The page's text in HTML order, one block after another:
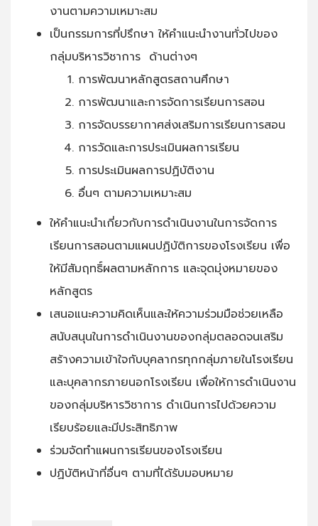
งานตามความเหมาะสม
เป็นกรรมการที่ปรึกษา ให้คำแนะนำงานทั่วไปของ
กลุ่มบริหารวิชาการ ด้านต่างๆ
การพัฒนาหลักสูตรสถานศึกษา
การพัฒนาและการจัดการเรียนการสอน
การจัดบรรยากาศส่งเสริมการเรียนการสอน
การวัดและการประเมินผลการเรียน
การประเมินผลการปฏิบัติงาน
อื่นๆ ตามความเหมาะสม
ให้คำแนะนำเกี่ยวกับการดำเนินงานในการจัดการ
เรียนการสอนตามแผนปฏิบัติการของโรงเรียน เพื่อ
ให้มีสัมฤทธิ์ผลตามหลักการ และจุดมุ่งหมายของ
หลักสูตร
เสนอแนะความคิดเห็นและให้ความร่วมมือช่วยเหลือ
สนับสนุนในการดำเนินงานของกลุ่มตลอดจนเสริม
สร้างความเข้าใจกับบุคลากรทุกกลุ่มภายในโรงเรียน
และบุคลากรภายนอกโรงเรียน เพื่อให้การดำเนินงาน
ของกลุ่มบริหารวิชาการ ดำเนินการไปด้วยความ
เรียบร้อยและมีประสิทธิภาพ
ร่วมจัดทำแผนการเรียนของโรงเรียน
ปฏิบัติหน้าที่อื่นๆ ตามที่ได้รับมอบหมาย